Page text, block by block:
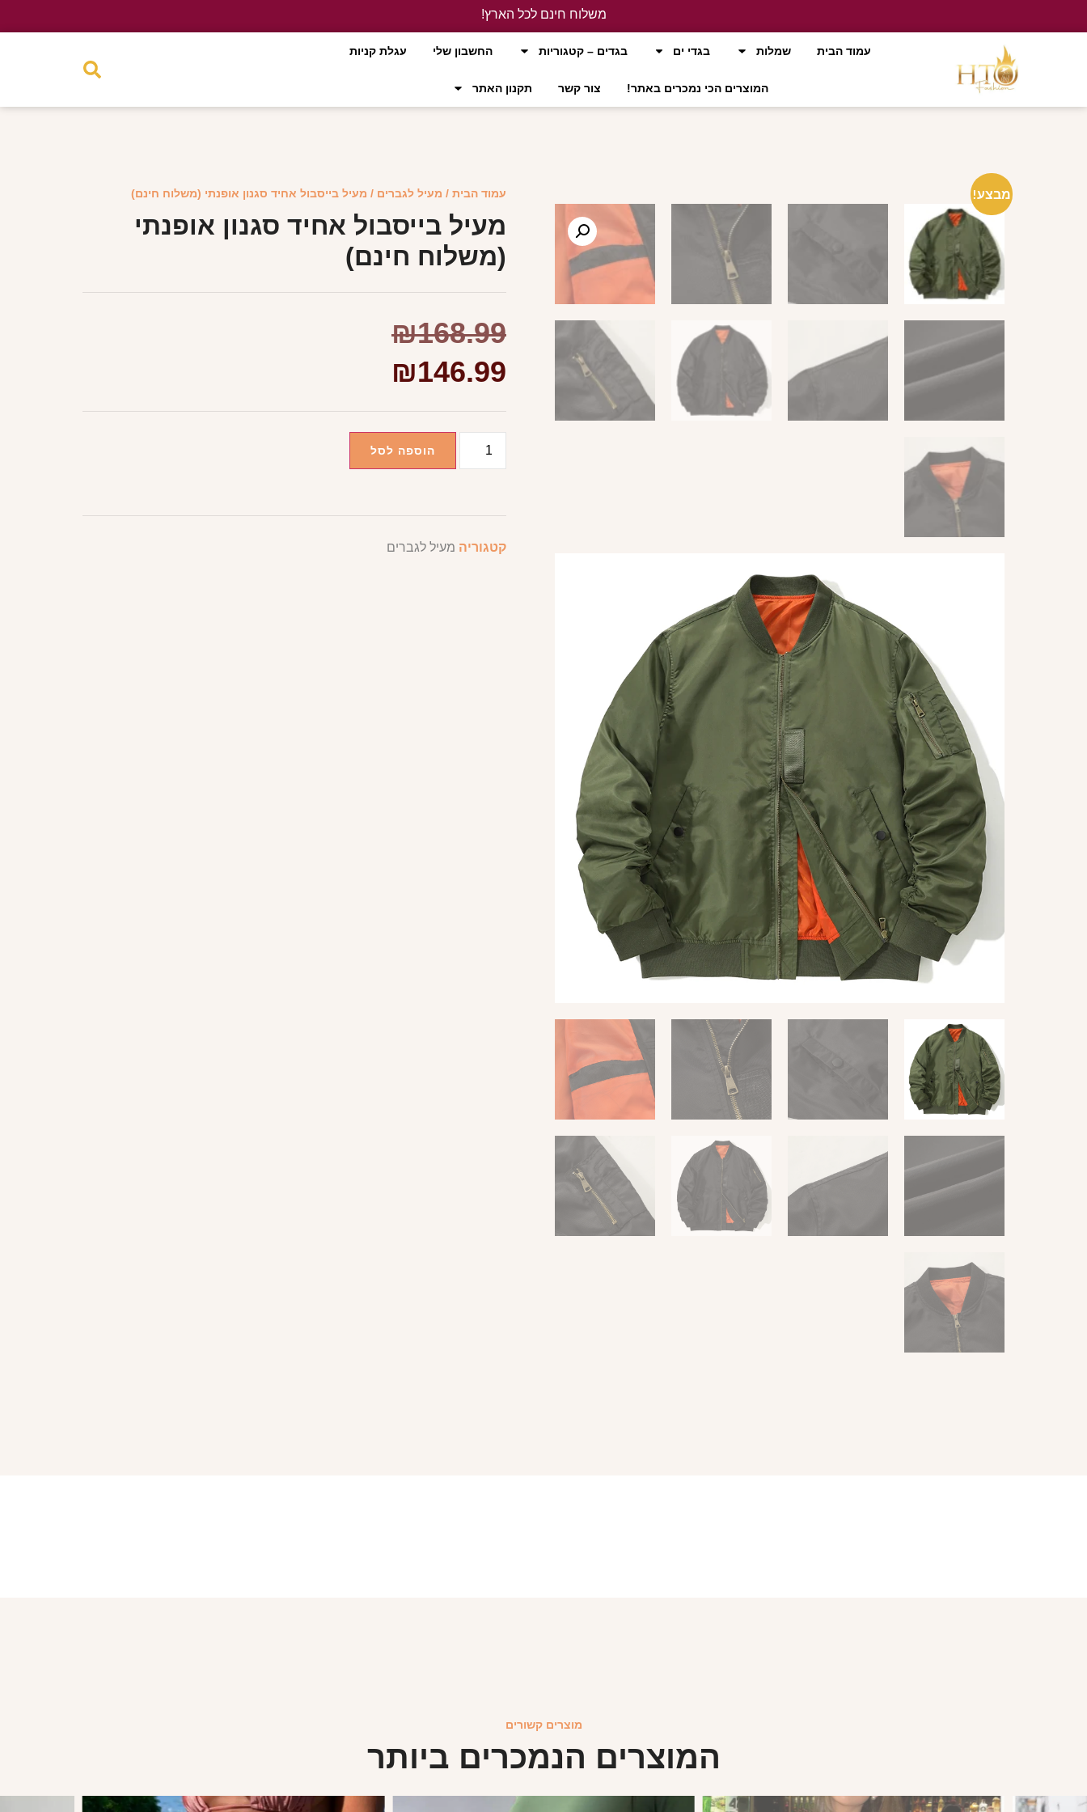
משלוח חינם לכל הארץ!
עמוד הבית
שמלות בגדי ים בגדים – קטגוריות החשבון שלי עגלת קניות
המוצרים הכי נמכרים באתר! צור קשר תקנון האתר
מבצע! עמוד הבית / מעיל לגברים / מעיל בייסבול אחיד סגנון אופנתי (משלוח חינם)
מעיל בייסבול אחיד סגנון אופנתי
(משלוח חינם)
₪168.99
₪146.99
הוספה לסל
קטגוריה מעיל לגברים
מוצרים קשורים
המוצרים הנמכרים ביותר